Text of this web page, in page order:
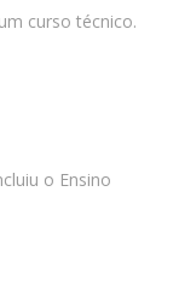
curso técnico.
o Ensino